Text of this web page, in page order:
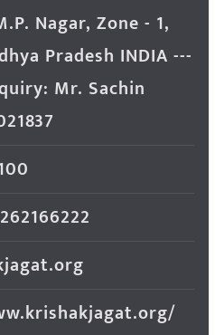
Nagar, Zone - 1,
Pradesh INDIA ---
Mr. Sachin